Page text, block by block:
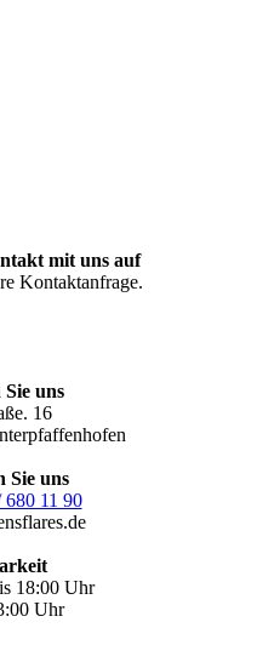
mit uns auf
Kontaktanfrage.
uns
16
Sie uns
680 11 90
18:00 Uhr
Uhr